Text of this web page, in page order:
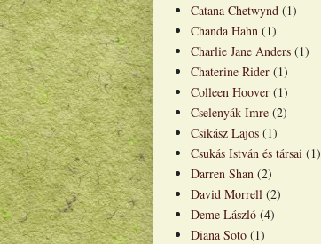
Catana Chetwynd (1)
Chanda Hahn (1)
Charlie Jane Anders (1)
Chaterine Rider (1)
Colleen Hoover (1)
Cselenyák Imre (2)
Csikász Lajos (1)
Csukás István és társai (1)
Darren Shan (2)
David Morrell (2)
Deme László (4)
Diana Soto (1)